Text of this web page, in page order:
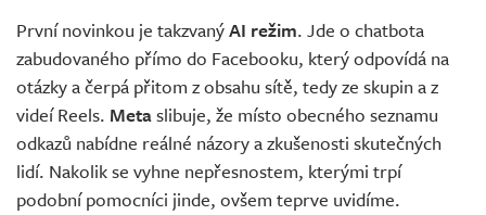
První novinkou je takzvanýAI režim. Jde o chatbota
zabudovaného přímo do Facebooku, který odpovídá na
otázky a čerpá přitom z obsahu sítě, tedy ze skupin a z
videí Reels. Metaslibuje, že místo obecného seznamu
odkazů nabídne reálné názory a zkušenosti skutečných
lidí. Nakolik se vyhne nepřesnostem, kterými trpí
podobní pomocníci jinde, ovšem teprve uvidíme.